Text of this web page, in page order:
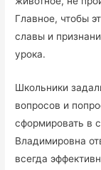
Главное, чтобы
славы и
урока.
Школьники
вопросов и
сформировать в
Владимировна
всегда